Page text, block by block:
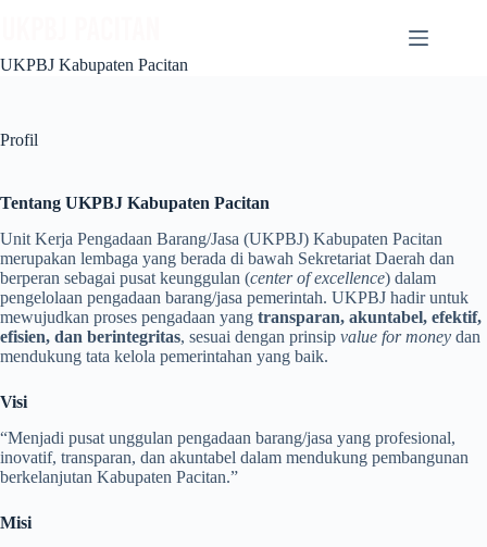
UKPBJ Kabupaten Pacitan
Profil
Tentang UKPBJ Kabupaten Pacitan
Unit Kerja Pengadaan Barang/Jasa (UKPBJ) Kabupaten Pacitan
merupakan lembaga yang berada di bawah Sekretariat Daerah dan
berperan sebagai pusat keunggulan (center of excellence) dalam
pengelolaan pengadaan barang/jasa pemerintah. UKPBJ hadir untuk
mewujudkan proses pengadaan yang transparan, akuntabel, efektif,
efisien, dan berintegritas, sesuai dengan prinsip value for money dan
mendukung tata kelola pemerintahan yang baik.
Visi
“Menjadi pusat unggulan pengadaan barang/jasa yang profesional,
inovatif, transparan, dan akuntabel dalam mendukung pembangunan
berkelanjutan Kabupaten Pacitan.”
Misi